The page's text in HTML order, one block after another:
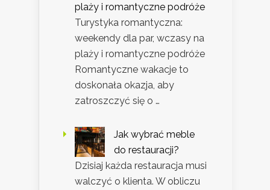
plaży i romantyczne podróże
Turystyka romantyczna:
weekendy dla par, wczasy na
plaży i romantyczne podróże
Romantyczne wakacje to
doskonała okazja, aby
zatroszczyć się o …
Jak wybrać meble
do restauracji?
Dzisiaj każda restauracja musi
walczyć o klienta. W obliczu